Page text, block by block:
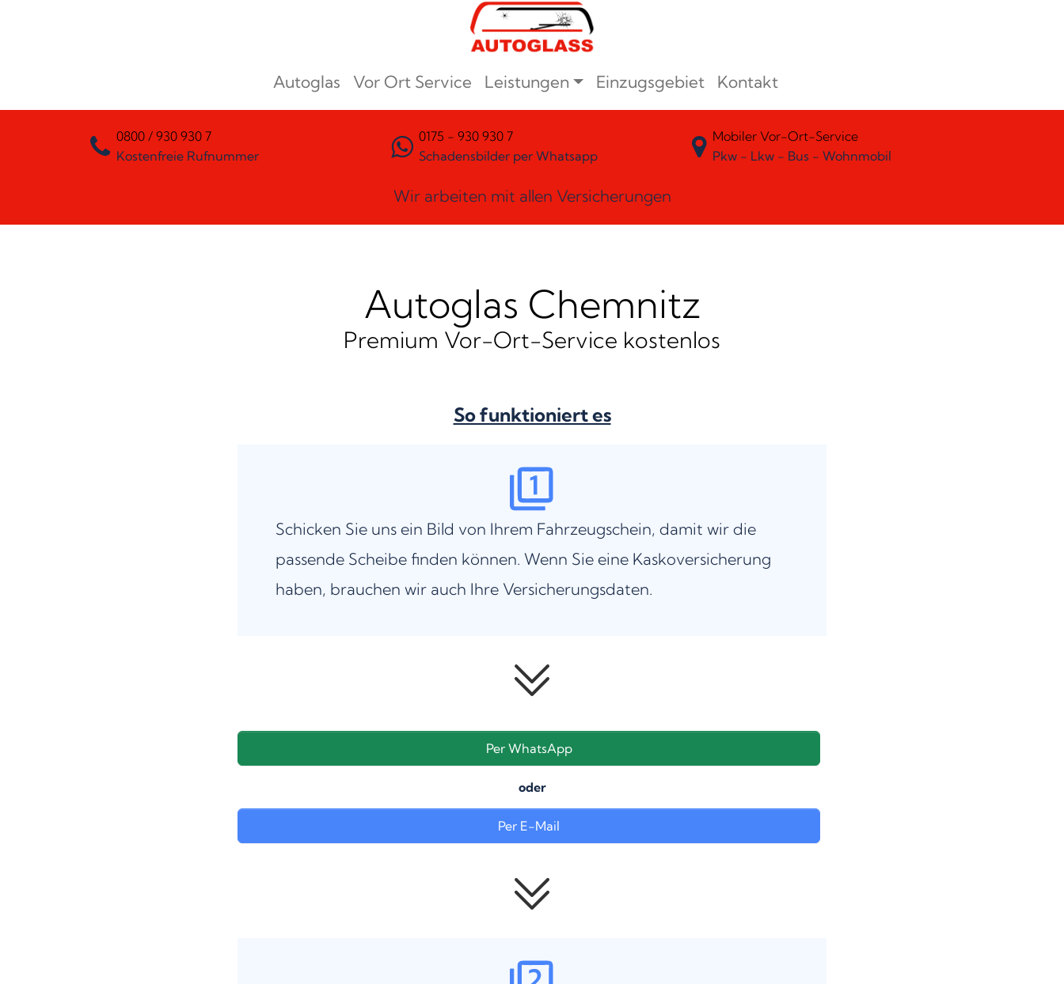
Autoglas Vor Ort Service Leistungen Einzugsgebiet Kontakt
0800 / 930 930 7
Kostenfreie Rufnummer
0175 - 930 930 7
Schadensbilder per Whatsapp
Mobiler Vor-Ort-Service
Pkw - Lkw - Bus - Wohnmobil
Wir arbeiten mit allen Versicherungen
Autoglas Chemnitz
Premium Vor-Ort-Service kostenlos
So funktioniert es
Schicken Sie uns ein Bild von Ihrem Fahrzeugschein, damit wir die
passende Scheibe finden können. Wenn Sie eine Kaskoversicherung
haben, brauchen wir auch Ihre Versicherungsdaten.
Per WhatsApp
oder
Per E-Mail